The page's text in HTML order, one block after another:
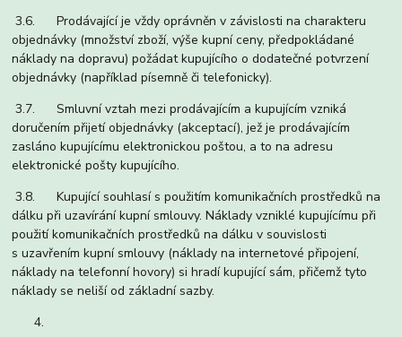
3.6. Prodávající je vždy oprávněn v závislosti na charakteru
objednávky (množství zboží, výše kupní ceny, předpokládané
náklady na dopravu) požádat kupujícího o dodatečné potvrzení
objednávky (například písemně či telefonicky).
3.7. Smluvní vztah mezi prodávajícím a kupujícím vzniká
doručením přijetí objednávky (akceptací), jež je prodávajícím
zasláno kupujícímu elektronickou poštou, a to na adresu
elektronické pošty kupujícího.
3.8. Kupující souhlasí s použitím komunikačních prostředků na
dálku při uzavírání kupní smlouvy. Náklady vzniklé kupujícímu při
použití komunikačních prostředků na dálku v souvislosti
s uzavřením kupní smlouvy (náklady na internetové připojení,
náklady na telefonní hovory) si hradí kupující sám, přičemž tyto
náklady se neliší od základní sazby.